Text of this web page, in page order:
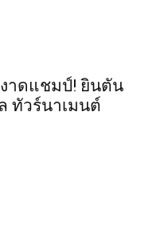
าดแชมป์! ยินตัน
ทัวร์นาเมนต์